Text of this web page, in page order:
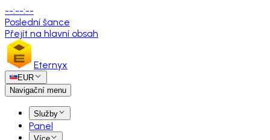
--:--:--
Poslední šance
Přejít na hlavní obsah
Eternyx
EUR
Navigační menu
Služby
Panel